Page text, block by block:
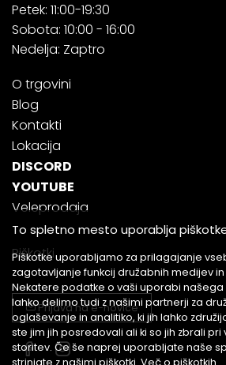
Petek: 11:00-19:30
Sobota: 10:00 - 16:00
Nedelja: Zaptro
O trgovini
Blog
Kontakti
Lokacija
DISCORD
YOUTUBE
Veleprodaja
Piškotki
Prijava na e-novice
To spletno mesto uporablja
Piškotke uporabljamo za prilagajanje
zagotavljanje funkcij družabnih medijev
Nekatere podatke o vaši uporabi
lahko delimo tudi z našimi partnerji za
oglaševanje in analitiko, ki jih lahko
ste jim jih posredovali ali ki so jih zbrali
storitev. Če še naprej uporabljate naše
strinjate z našimi piškotki. Več o piškotkih.